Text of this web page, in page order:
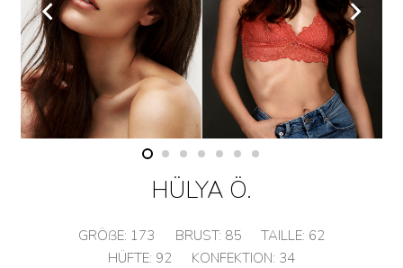
HÜLYA Ö.
GRÖßE: 173 BRUST: 85 TAILLE: 62
HÜFTE: 92 KONFEKTION: 34